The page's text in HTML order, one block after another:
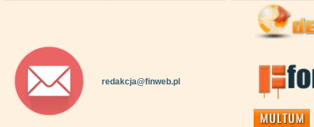
redakcja@finweb.pl